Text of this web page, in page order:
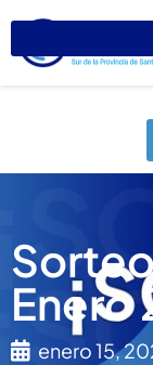
Enero
enero 15,